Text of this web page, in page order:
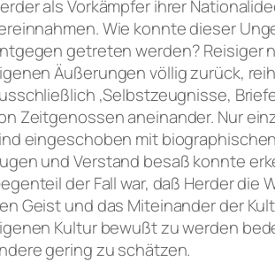
als Vorkämpfer ihrer
Wie konnte dieser
getreten werden? Reisiger
Äußerungen völlig zurück,
‚Selbstzeugnisse,
Zeitgenossen aneinander. Nur
eingeschoben mit
und Verstand besaß konnte
der Fall war, daß Herder die
Geist und das Miteinander der
Kultur bewußt zu werden
gering zu schätzen.